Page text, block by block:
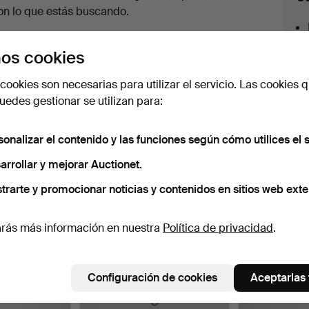
lo que estás buscando.
tan pronto como dispongamos del lote.
archivo que coinciden con tu
cookies
son necesarias para utilizar el servicio. Las cookies
gestionar se utilizan para:
el contenido y las funciones según cómo utilices el
y mejorar Auctionet.
y promocionar noticias y contenidos en sitios web
más información en nuestra Política de privacidad.
Configuración de cookies Aceptarlas